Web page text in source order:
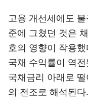
고용 개선세에도
준에 그쳤던 것은
호의 영향이 작용
국채 수익률이 역
국채금리 아래로
의 전조로 해석된다.